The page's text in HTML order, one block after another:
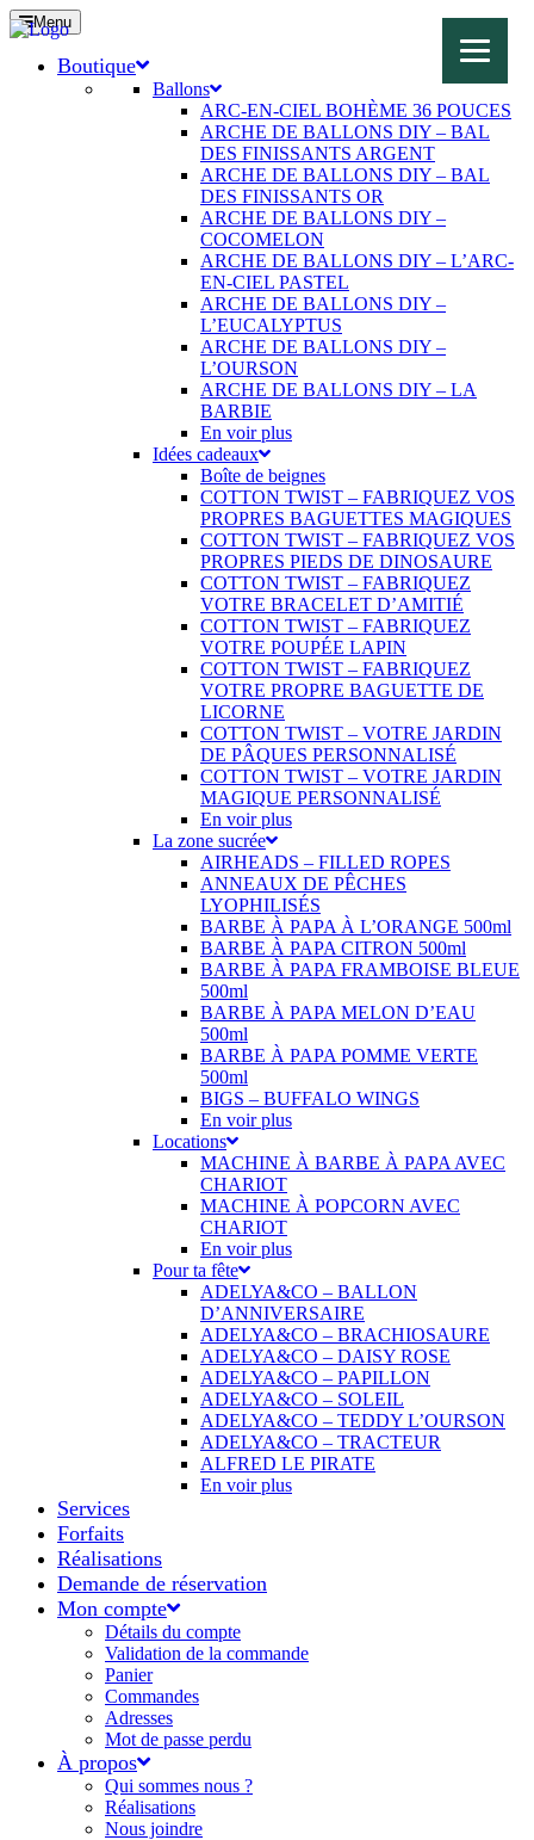
Menu
Boutique
Ballons
ARC-EN-CIEL BOHÈME 36 POUCES
ARCHE DE BALLONS DIY – BAL
DES FINISSANTS ARGENT
ARCHE DE BALLONS DIY – BAL
DES FINISSANTS OR
ARCHE DE BALLONS DIY –
COCOMELON
ARCHE DE BALLONS DIY – L’ARC-
EN-CIEL PASTEL
ARCHE DE BALLONS DIY –
L’EUCALYPTUS
ARCHE DE BALLONS DIY –
L’OURSON
ARCHE DE BALLONS DIY – LA
BARBIE
En voir plus
Idées cadeaux
Boîte de beignes
COTTON TWIST – FABRIQUEZ VOS
PROPRES BAGUETTES MAGIQUES
COTTON TWIST – FABRIQUEZ VOS
PROPRES PIEDS DE DINOSAURE
COTTON TWIST – FABRIQUEZ
VOTRE BRACELET D’AMITIÉ
COTTON TWIST – FABRIQUEZ
VOTRE POUPÉE LAPIN
COTTON TWIST – FABRIQUEZ
VOTRE PROPRE BAGUETTE DE
LICORNE
COTTON TWIST – VOTRE JARDIN
DE PÂQUES PERSONNALISÉ
COTTON TWIST – VOTRE JARDIN
MAGIQUE PERSONNALISÉ
En voir plus
La zone sucrée
AIRHEADS – FILLED ROPES
ANNEAUX DE PÊCHES
LYOPHILISÉS
BARBE À PAPA À L’ORANGE 500ml
BARBE À PAPA CITRON 500ml
BARBE À PAPA FRAMBOISE BLEUE
500ml
BARBE À PAPA MELON D’EAU
500ml
BARBE À PAPA POMME VERTE
500ml
BIGS – BUFFALO WINGS
En voir plus
Locations
MACHINE À BARBE À PAPA AVEC
CHARIOT
MACHINE À POPCORN AVEC
CHARIOT
En voir plus
Pour ta fête
ADELYA&CO – BALLON
D’ANNIVERSAIRE
ADELYA&CO – BRACHIOSAURE
ADELYA&CO – DAISY ROSE
ADELYA&CO – PAPILLON
ADELYA&CO – SOLEIL
ADELYA&CO – TEDDY L’OURSON
ADELYA&CO – TRACTEUR
ALFRED LE PIRATE
En voir plus
Services
Forfaits
Réalisations
Demande de réservation
Mon compte
Détails du compte
Validation de la commande
Panier
Commandes
Adresses
Mot de passe perdu
À propos
Qui sommes nous ?
Réalisations
Nous joindre